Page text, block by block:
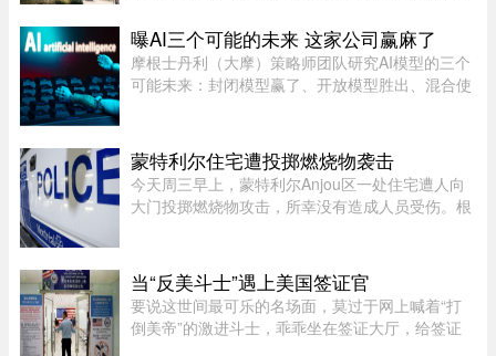
机构La Caisse de dépot et placement du Québec
(魁北克储蓄投资局 ，简 ...
曝AI三个可能的未来 这家公司赢麻了
摩根士丹利（大摩）策略师团队研究AI模型的三个
可能未来：封闭模型赢了、开放模型胜出、混合使
布的分析研究，指出AI市场 ...
蒙特利尔住宅遭投掷燃烧物袭击
今天周三早上，蒙特利尔Anjou区一处住宅遭人向
大门投掷燃烧物攻击，所幸没有造成人员受伤。根
Bellefontaine、靠近avenue de ...
当“反美斗士”遇上美国签证官
要说这世间最可乐的名场面，莫过于网上喊着“打
倒美帝”的激进斗士，乖乖坐在签证大厅，给签证